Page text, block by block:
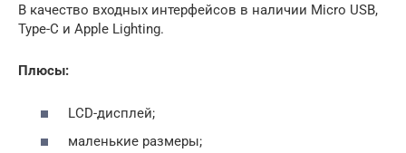
В качество входных интерфейсов в наличии Micro USB,
Type-C и Apple Lighting.
Плюсы:
LCD-дисплей;
маленькие размеры;